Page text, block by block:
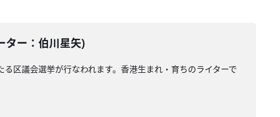
ター：伯川星矢)
区議会選挙が行なわれます。香港生まれ・育ちのライターで